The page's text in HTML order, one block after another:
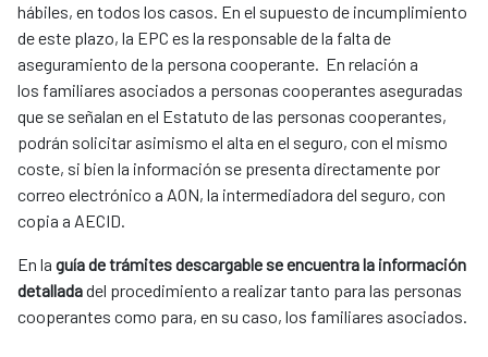
hábiles, en todos los casos. En el supuesto de incumplimiento
de este plazo, la EPC es la responsable de la falta de
aseguramiento de la persona cooperante. En relación a
los familiares asociados a personas cooperantes aseguradas
que se señalan en el Estatuto de las personas cooperantes,
podrán solicitar asimismo el alta en el seguro, con el mismo
coste, si bien la información se presenta directamente por
correo electrónico a AON, la intermediadora del seguro, con
copia a AECID.
En la guía de trámites descargable se encuentra la información
detalladadel procedimiento a realizar tanto para las personas
cooperantes como para, en su caso, los familiares asociados.